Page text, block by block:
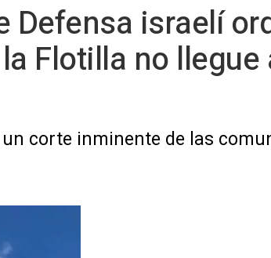
Defensa israelí
Flotilla no llegue
corte inminente de las